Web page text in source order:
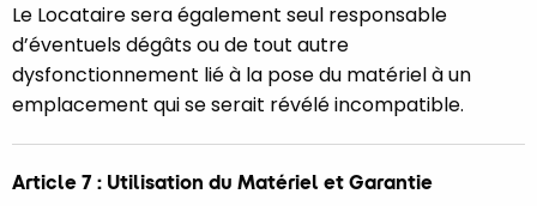
Le Locataire sera également seul responsable
d’éventuels dégâts ou de tout autre
dysfonctionnement lié à la pose du matériel à un
emplacement qui se serait révélé incompatible.
Article 7 : Utilisation du Matériel et Garantie